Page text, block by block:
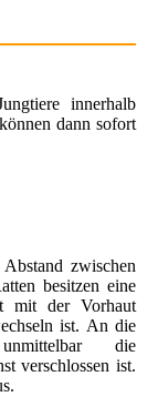
innerhalb
dann sofort
zwischen
besitzen eine
mit der Vorhaut
ist. An die
die
verschlossen ist.